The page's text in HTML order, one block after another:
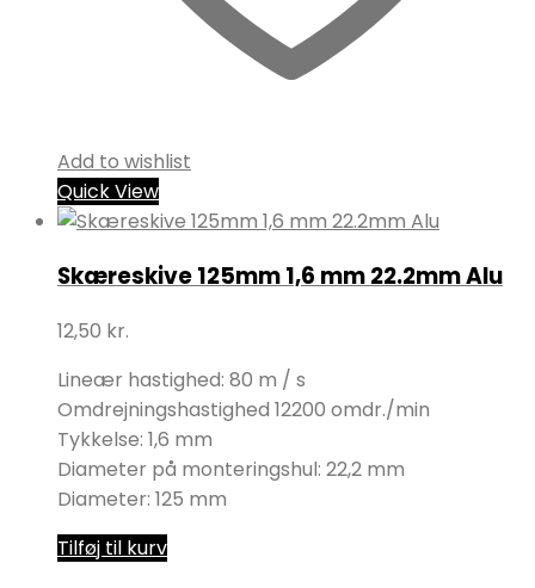
Add to wishlist
Quick View
Skæreskive 125mm 1,6 mm 22.2mm Alu
12,50 kr.
Lineær hastighed: 80 m / s
Omdrejningshastighed 12200 omdr./min
Tykkelse: 1,6 mm
Diameter på monteringshul: 22,2 mm
Diameter: 125 mm
Tilføj til kurv